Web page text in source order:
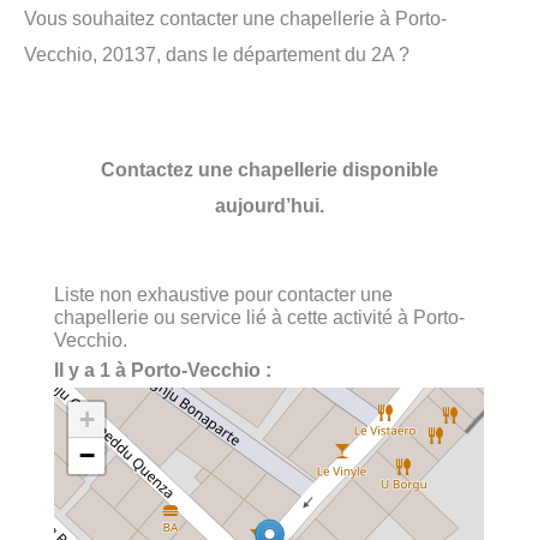
Vous souhaitez contacter une chapellerie à Porto-
Vecchio, 20137, dans le département du 2A ?
Contactez une chapellerie disponible
aujourd’hui.
Liste non exhaustive pour contacter une
chapellerie ou service lié à cette activité à Porto-
Vecchio.
Il y a 1 à Porto-Vecchio :
+
−